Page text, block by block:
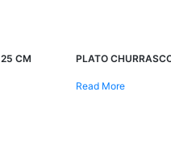
CM PLATO
Read More